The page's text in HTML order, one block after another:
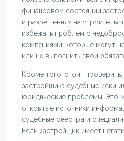
финансовом состоянии
и разрешениях на
избежать проблем с
компаниями, которые могут
или не выполнить свои
Кроме того, стоит проверить,
застройщика судебные иски
юридические проблемы. Это
открытые источники
судебные реестры и
Если застройщик имеет